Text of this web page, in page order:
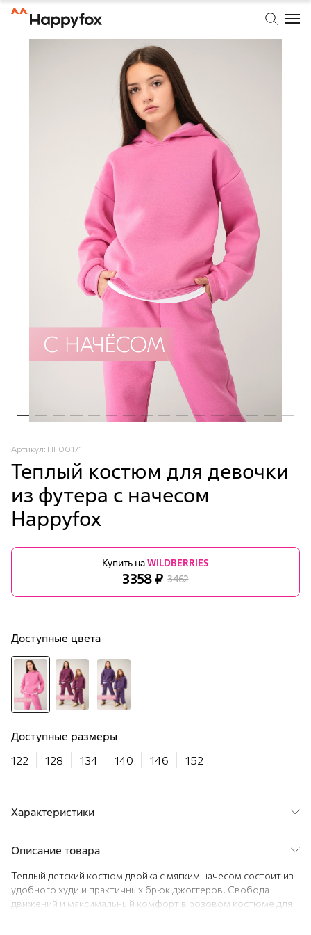
Артикул: HF00171
Теплый костюм для девочки
из футера с начесом
Happyfox
Купить наWILDBERRIES
3358 ₽ 3462
Доступные цвета
Доступные размеры
122 128 134 140 146 152
Характеристики
Состав
100% хлопок
Материал
Футер трехнитка начес
Описание товара
Теплый детский костюм двойка с мягким начесом состоит из
удобного худи и практичных брюк джоггеров. Свобода
движений и максимальный комфорт в розовом костюме для